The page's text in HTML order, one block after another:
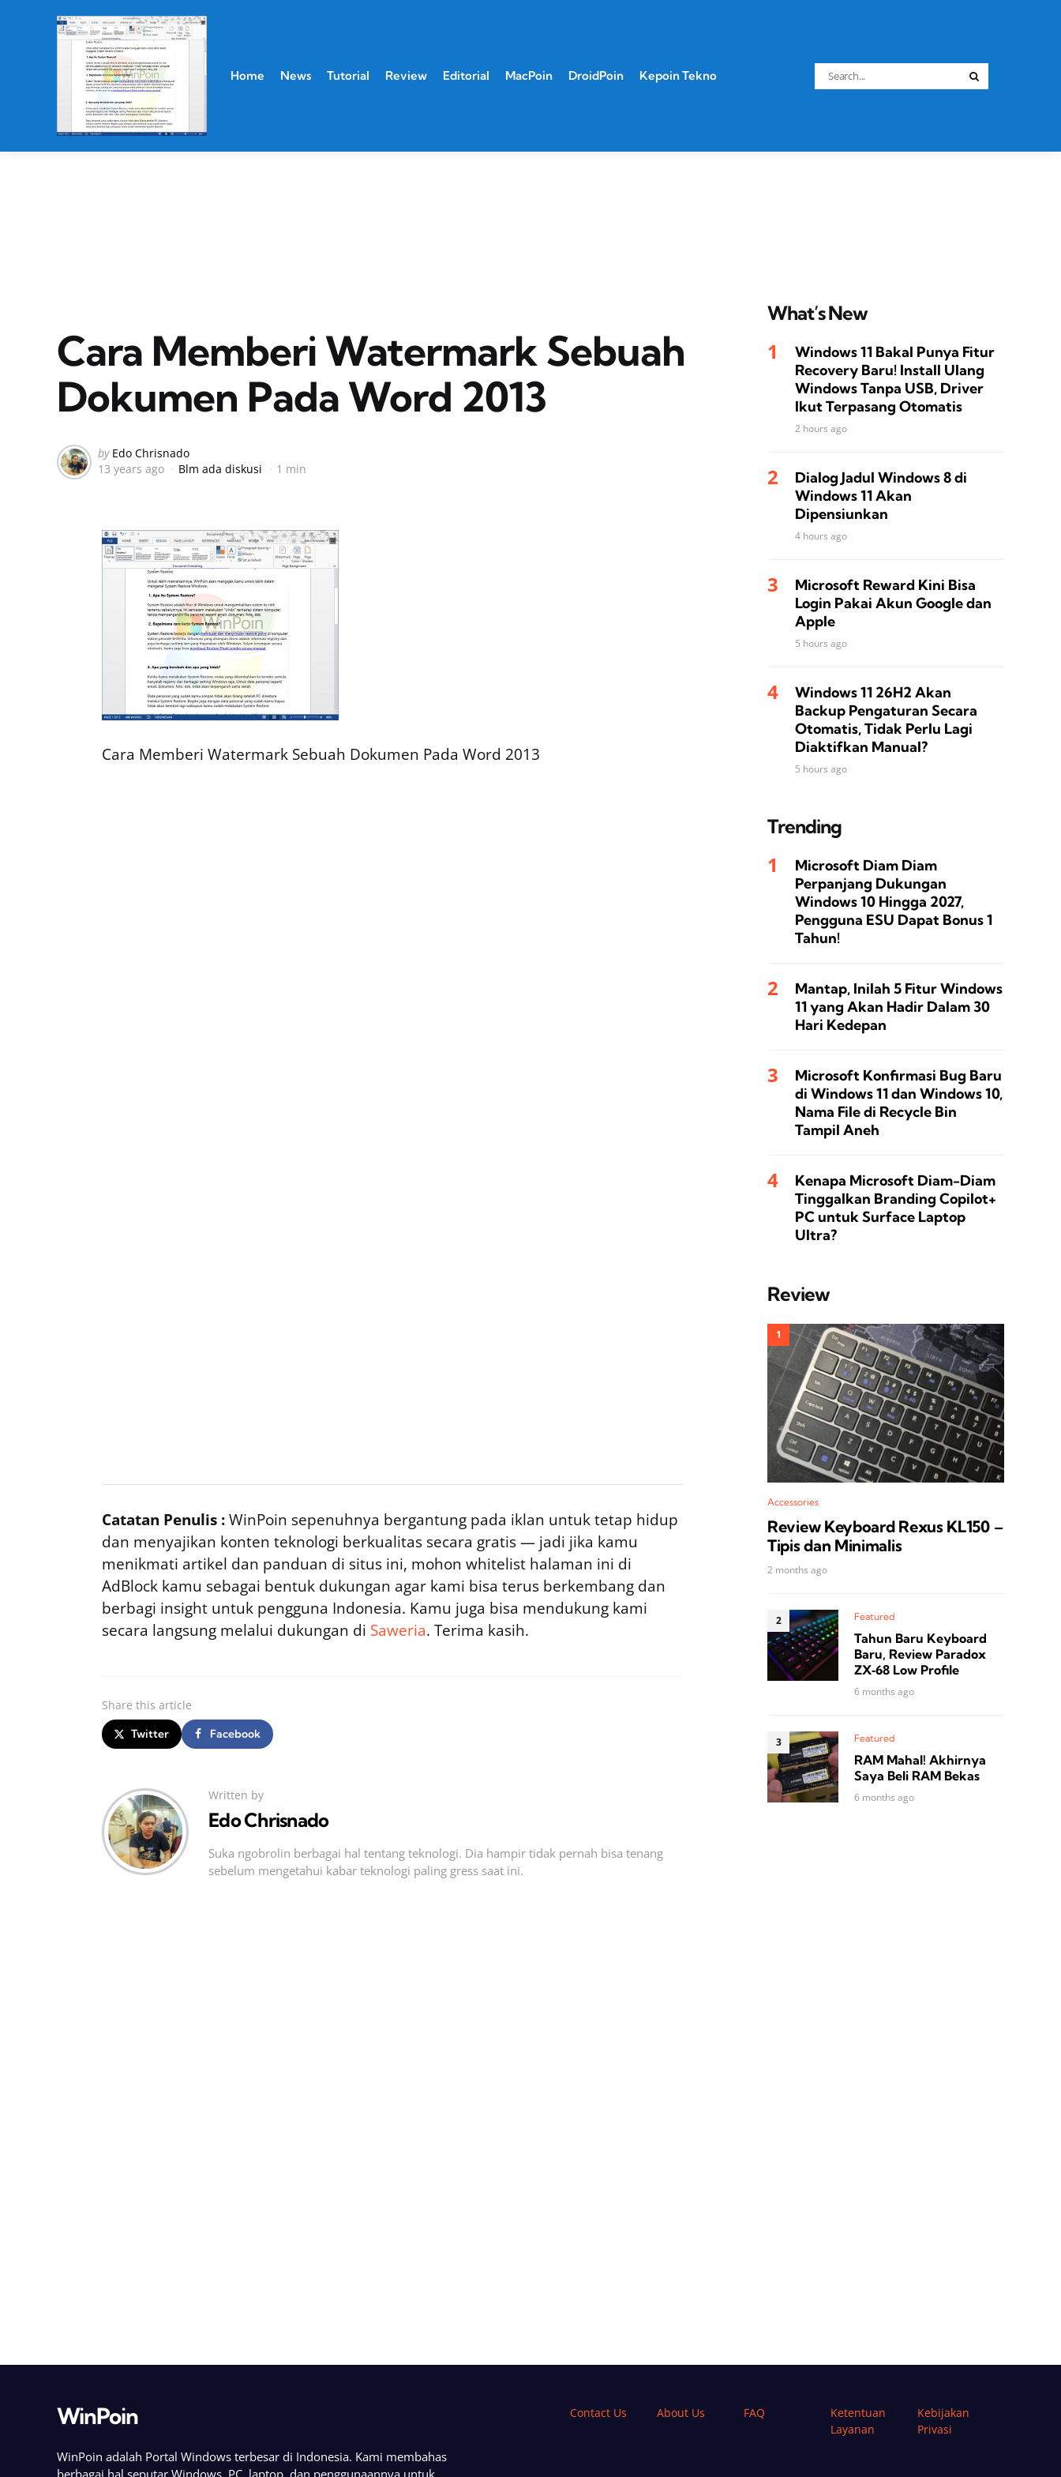
Home News Tutorial Review Editorial MacPoin DroidPoin Kepoin Tekno
Search
for:
Cara Memberi Watermark Sebuah
Dokumen Pada Word 2013
Posted
by
by Edo Chrisnado
13 years ago
Blm ada diskusi 1 min
Cara Memberi Watermark Sebuah Dokumen Pada Word 2013
Catatan Penulis :WinPoin sepenuhnya bergantung pada iklan untuk tetap hidup
dan menyajikan konten teknologi berkualitas secara gratis — jadi jika kamu
menikmati artikel dan panduan di situs ini, mohon whitelist halaman ini di
AdBlock kamu sebagai bentuk dukungan agar kami bisa terus berkembang dan
berbagi insight untuk pengguna Indonesia. Kamu juga bisa mendukung kami
secara langsung melalui dukungan di Saweria. Terima kasih.
Share this article
Twitter Facebook
Written by
Edo Chrisnado
Suka ngobrolin berbagai hal tentang teknologi. Dia hampir tidak pernah bisa tenang
sebelum mengetahui kabar teknologi paling gress saat ini.
What’s New
Windows 11 Bakal Punya Fitur
Recovery Baru! Install Ulang
Windows Tanpa USB, Driver
Ikut Terpasang Otomatis
2 hours ago
Dialog Jadul Windows 8 di
Windows 11 Akan
Dipensiunkan
4 hours ago
Microsoft Reward Kini Bisa
Login Pakai Akun Google dan
Apple
5 hours ago
Windows 11 26H2 Akan
Backup Pengaturan Secara
Otomatis, Tidak Perlu Lagi
Diaktifkan Manual?
5 hours ago
Trending
Microsoft Diam Diam
Perpanjang Dukungan
Windows 10 Hingga 2027,
Pengguna ESU Dapat Bonus 1
Tahun!
Mantap, Inilah 5 Fitur Windows
11 yang Akan Hadir Dalam 30
Hari Kedepan
Microsoft Konfirmasi Bug Baru
di Windows 11 dan Windows 10,
Nama File di Recycle Bin
Tampil Aneh
Kenapa Microsoft Diam-Diam
Tinggalkan Branding Copilot+
PC untuk Surface Laptop
Ultra?
Review
Accessories
Review Keyboard Rexus KL150 –
Tipis dan Minimalis
2 months ago
Featured
Tahun Baru Keyboard
Baru, Review Paradox
ZX‑68 Low Profile
6 months ago
Featured
RAM Mahal! Akhirnya
Saya Beli RAM Bekas
6 months ago
WinPoin
WinPoin adalah Portal Windows terbesar di Indonesia. Kami membahas
berbagai hal seputar Windows, PC, laptop, dan penggunaannya untuk
Contact Us About Us FAQ
Ketentuan
Layanan
Kebijakan
Privasi